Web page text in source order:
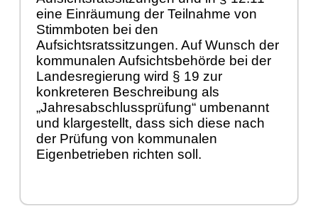
eine Einräumung der Teilnahme von
Stimmboten bei den
Aufsichtsratssitzungen.Auf Wunsch der
kommunalen Aufsichtsbehörde bei der
Landesregierung wird § 19 zur
konkreteren Beschreibung als
„Jahresabschlussprüfung“ umbenannt
und klargestellt, dass sich diese nach
der Prüfung von kommunalen
Eigenbetrieben richten soll.